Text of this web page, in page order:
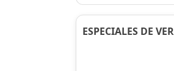
ESPECIALES DE